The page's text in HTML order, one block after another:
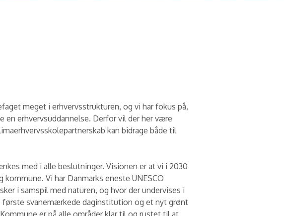
meget i erhvervsstrukturen, og vi har fokus på,
en erhvervsuddannelse. Derfor vil der her være
kan bidrage både til
med i alle beslutninger. Visionen er at vi i 2030
Vi har Danmarks eneste UNESCO
i samspil med naturen, og hvor der undervises i
svanemærkede daginstitution og et nyt grønt
er på alle områder klar til og rustet til at